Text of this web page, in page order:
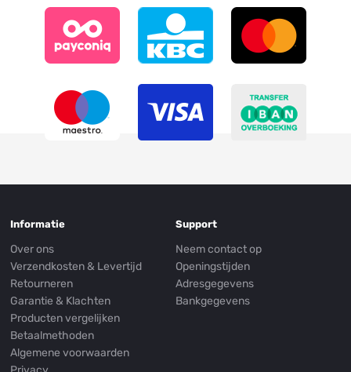
Informatie
Over ons
Verzendkosten & Levertijd
Retourneren
Garantie & Klachten
Producten vergelijken
Betaalmethoden
Algemene voorwaarden
Support
Neem contact op
Openingstijden
Adresgegevens
Bankgegevens